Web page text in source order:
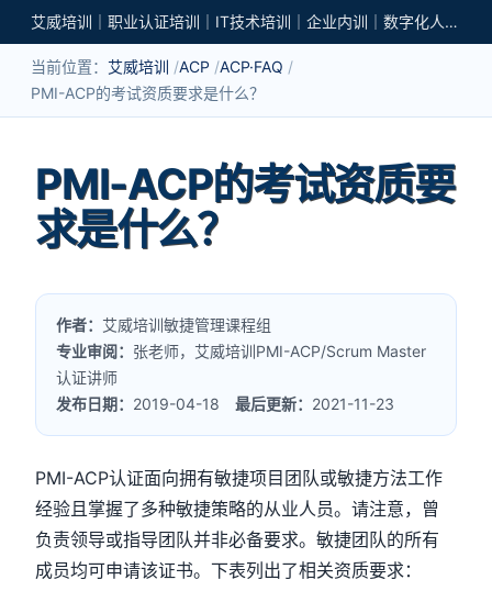
艾威培训｜职业认证培训｜IT技术培训｜企业内训｜数字化人才培养
当前位置： 艾威培训 ACP ACP·FAQ
PMI-ACP的考试资质要求是什么？
PMI-ACP的考试资质要
求是什么？
作者： 艾威培训敏捷管理课程组
专业审阅： 张老师，艾威培训PMI-ACP/Scrum Master
认证讲师
发布日期： 2019-04-18最后更新： 2021-11-23
PMI-ACP认证面向拥有敏捷项目团队或敏捷方法工作
经验且掌握了多种敏捷策略的从业人员。请注意，曾
负责领导或指导团队并非必备要求。敏捷团队的所有
成员均可申请该证书。下表列出了相关资质要求：